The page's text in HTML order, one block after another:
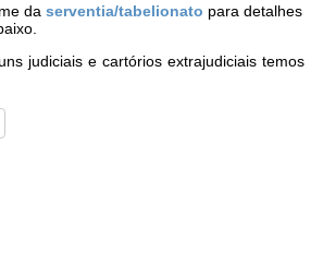
da serventia/tabelionato para detalhes
judiciais e cartórios extrajudiciais temos